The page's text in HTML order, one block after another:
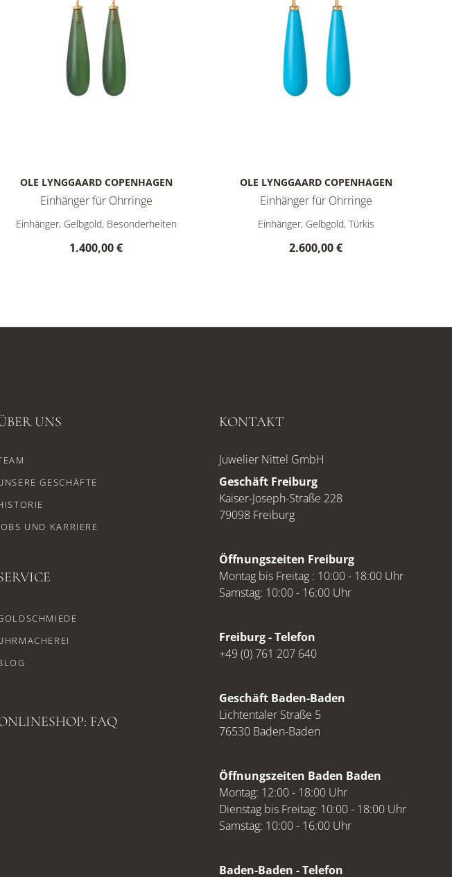
Ref: A3080-401, Preis: 2.200,00 €
OLE LYNGGAARD COPENHAGEN
Einhänger für Ohrringe
Ole Lynggaard Copenhagen Einhänger für Ohrringe, Ref: A3081-431, Preis: 1.400,00 €
Einhänger, Gelbgold, Besonderheiten
1.400,00 €
OLE LYNGGAARD COPENHAGEN
Einhänger für Ohrringe
Ole Lynggaard Copenhagen Einhänger für
Einhänger, Gelbgold, Türkis
2.600,00 €
UNS
GESCHÄFTE
UND KARRIERE
FAQ
KONTAKT
Juwelier Nittel GmbH
Geschäft Freiburg
Kaiser-Joseph-Straße 228
79098 Freiburg
Öffnungszeiten Freiburg
Montag bis Freitag : 10:00 - 18:00 Uhr
Samstag: 10:00 - 16:00 Uhr
Freiburg - Telefon
+49 (0) 761 207 640
Geschäft Baden-Baden
Lichtentaler Straße 5
76530 Baden-Baden
Öffnungszeiten Baden Baden
Montag: 12:00 - 18:00 Uhr
Dienstag bis Freitag: 10:00 - 18:00 Uhr
Samstag: 10:00 - 16:00 Uhr
Baden-Baden - Telefon